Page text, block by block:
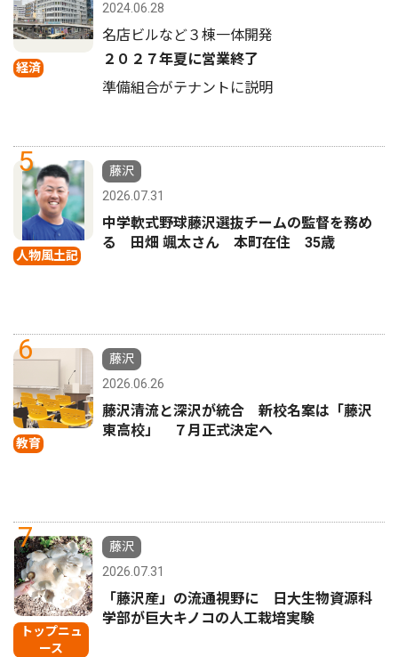
経済
2024.06.28
名店ビルなど３棟一体開発
２０２７年夏に営業終了
準備組合がテナントに説明
5
人物風土記
藤沢
2026.07.31
中学軟式野球藤沢選抜チームの監督を務め
る 田畑 颯太さん 本町在住 35歳
6
教育
藤沢
2026.06.26
藤沢清流と深沢が統合 新校名案は「藤沢
東高校」 ７月正式決定へ
7
トップニュ
ース
藤沢
2026.07.31
「藤沢産」の流通視野に 日大生物資源科
学部が巨大キノコの人工栽培実験